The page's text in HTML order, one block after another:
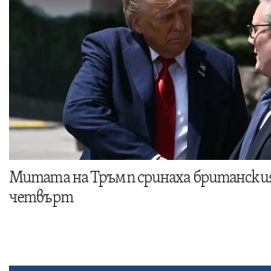
Митата на Тръмп сринаха британския
четвърт